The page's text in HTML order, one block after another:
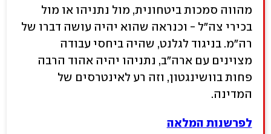
מהווה סמכות ביטחונית, מול נתניהו או מול
בכירי צה"ל - וכנראה שהוא יהיה עושה דברו של
רה"מ. בניגוד לגלנט, שהיה ביחסי עבודה
מצוינים עם ארה"ב, נתניהו יהיה אהוד הרבה
פחות בוושינגטון, וזה רע לאינטרסים של
המדינה.
לפרשנות המלאה